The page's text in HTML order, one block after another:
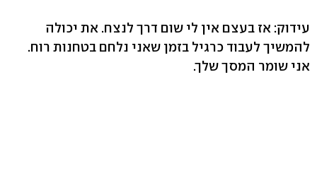
עידוק: אז בעצם אין לי שום דרך לנצח. את יכולה
להמשיך לעבוד כרגיל בזמן שאני נלחם בטחנות רוח.
אני שומר המסך שלך.